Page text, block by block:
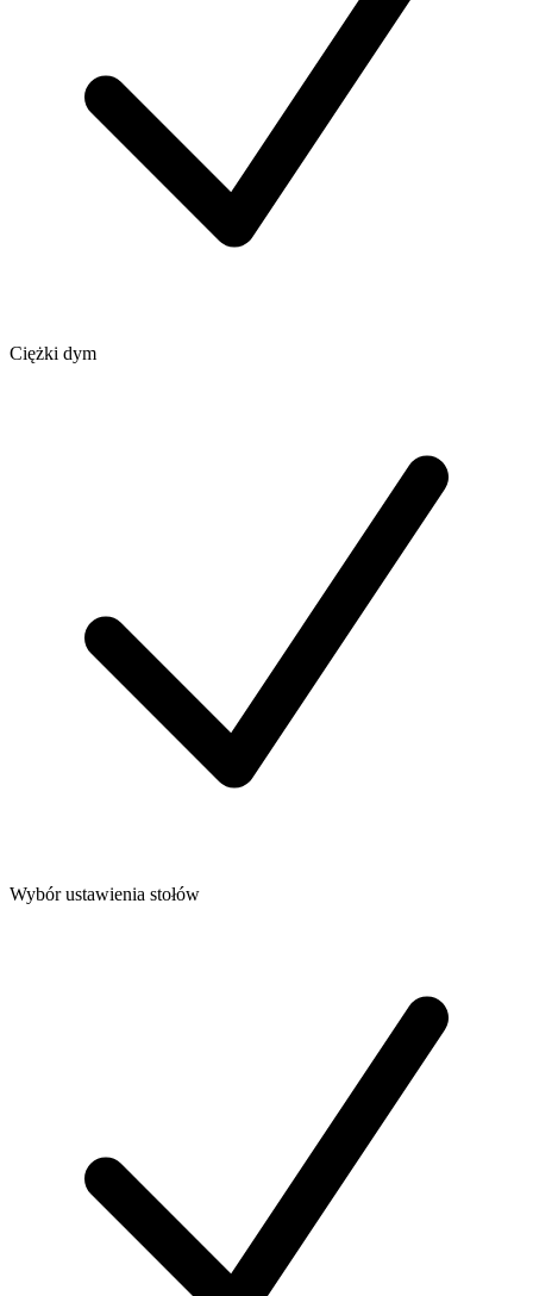
Ciężki dym
Wybór ustawienia stołów